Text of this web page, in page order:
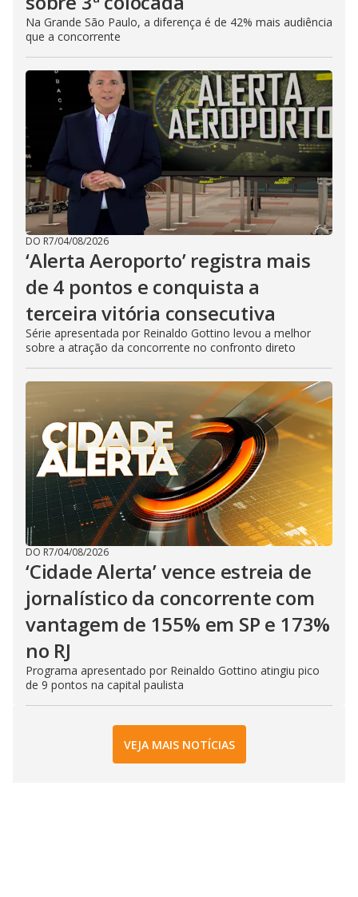
Na Grande São Paulo, a diferença é de 42% mais audiência
que a concorrente
DO R7/04/08/2026
‘Alerta Aeroporto’ registra mais
de 4 pontos e conquista a
terceira vitória consecutiva
Série apresentada por Reinaldo Gottino levou a melhor
sobre a atração da concorrente no confronto direto
DO R7/04/08/2026
‘Cidade Alerta’ vence estreia de
jornalístico da concorrente com
vantagem de 155% em SP e 173%
no RJ
Programa apresentado por Reinaldo Gottino atingiu pico
de 9 pontos na capital paulista
VEJA MAIS NOTÍCIAS